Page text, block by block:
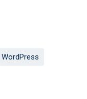
WordPress